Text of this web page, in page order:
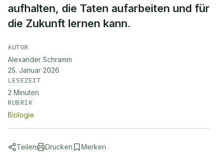
aufhalten, die Taten aufarbeiten und für
die Zukunft lernen kann.
AUTOR
Alexander Schramm
25. Januar 2026
LESEZEIT
2 Minuten
RUBRIK
Biologie
Teilen Drucken Merken